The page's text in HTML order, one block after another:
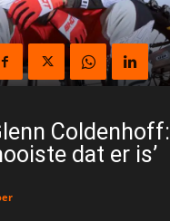
Coldenhoff:
dat er is’